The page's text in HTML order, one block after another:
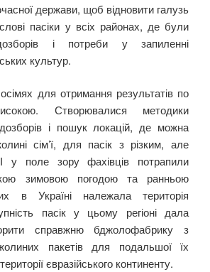
держави, щоб відновити галузь
пасіки у всіх районах, де були
і потреби у запиленні
культур.
для отримання результатів по
Створювалися методики
і пошук локацій, де можна
сім’ї, для пасік з різким, але
І у поле зору фахівців потрапили
зимовою погодою та ранньою
в Україні належала територія
пасік у цьому регіоні дала
справжню бджолофабрику з
пакетів для подальшої їх
євразійського континенту.